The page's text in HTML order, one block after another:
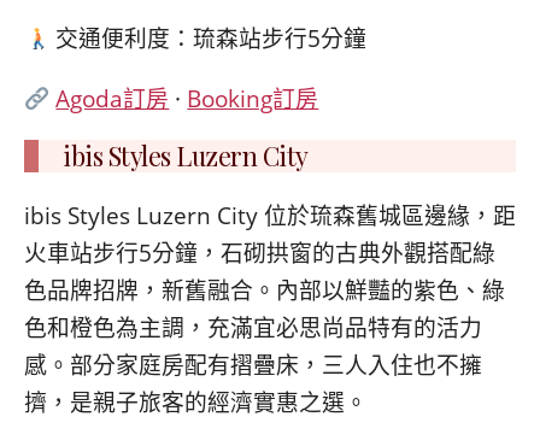
交通便利度：琉森站步行5分鐘
Agoda訂房 · Booking訂房
ibis Styles Luzern City
ibis Styles Luzern City 位於琉森舊城區邊緣，距
火車站步行5分鐘，石砌拱窗的古典外觀搭配綠
色品牌招牌，新舊融合。內部以鮮豔的紫色、綠
色和橙色為主調，充滿宜必思尚品特有的活力
感。部分家庭房配有摺疊床，三人入住也不擁
擠，是親子旅客的經濟實惠之選。